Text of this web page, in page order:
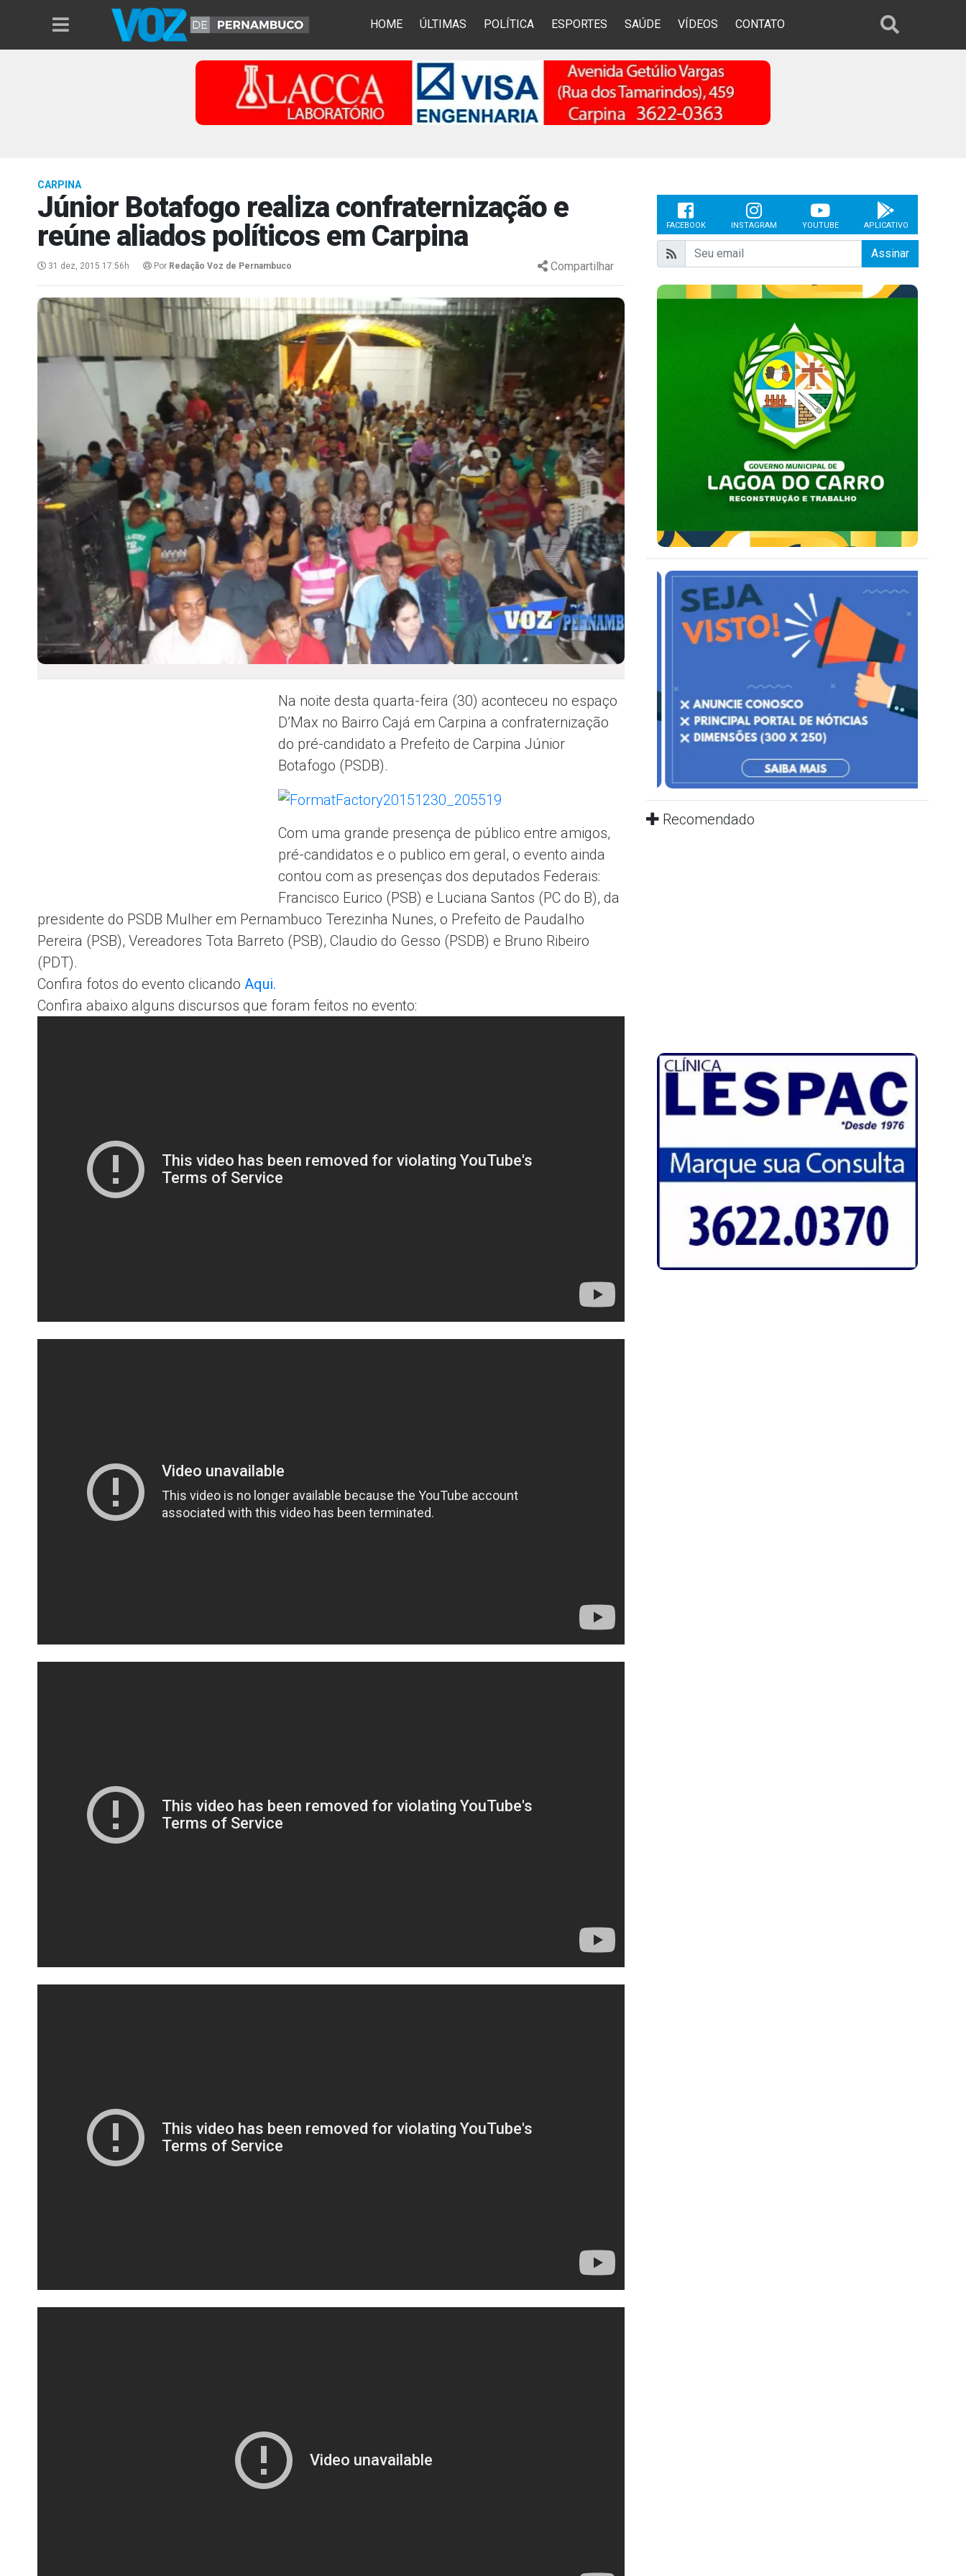
HOME ÚLTIMAS POLÍTICA ESPORTES SAÚDE VÍDEOS CONTATO
CARPINA
Júnior Botafogo realiza confraternização e
reúne aliados políticos em Carpina
31 dez, 2015 17:56h Por Redação Voz de Pernambuco Compartilhar
Na noite desta quarta-feira (30) aconteceu no espaço
D’Max no Bairro Cajá em Carpina a confraternização
do pré-candidato a Prefeito de Carpina Júnior
Botafogo (PSDB).
Com uma grande presença de público entre amigos,
pré-candidatos e o publico em geral, o evento ainda
contou com as presenças dos deputados Federais:
Francisco Eurico (PSB) e Luciana Santos (PC do B), da
presidente do PSDB Mulher em Pernambuco Terezinha Nunes, o Prefeito de Paudalho
Pereira (PSB), Vereadores Tota Barreto (PSB), Claudio do Gesso (PSDB) e Bruno Ribeiro
(PDT).
Confira fotos do evento clicando Aqui.
Confira abaixo alguns discursos que foram feitos no evento:
FACEBOOK INSTAGRAM YOUTUBE APLICATIVO
Assinar
Recomendado